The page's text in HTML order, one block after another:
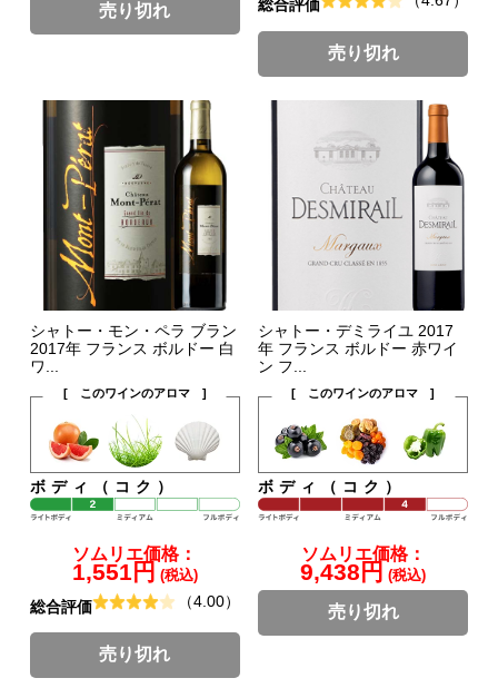
売り切れ 総合評価
売り切れ
シャトー・モン・ペラ ブラン
2017年 フランス ボルドー 白
ワ...
[ このワインのアロマ ]
ボディ（コク）
ソムリエ価格：
1,551円 (税込)
総合評価 （4.00）
売り切れ
シャトー・デミライユ 2017
年 フランス ボルドー 赤ワイ
ン フ...
[ このワインのアロマ ]
ボディ（コク）
ソムリエ価格：
9,438円 (税込)
売り切れ